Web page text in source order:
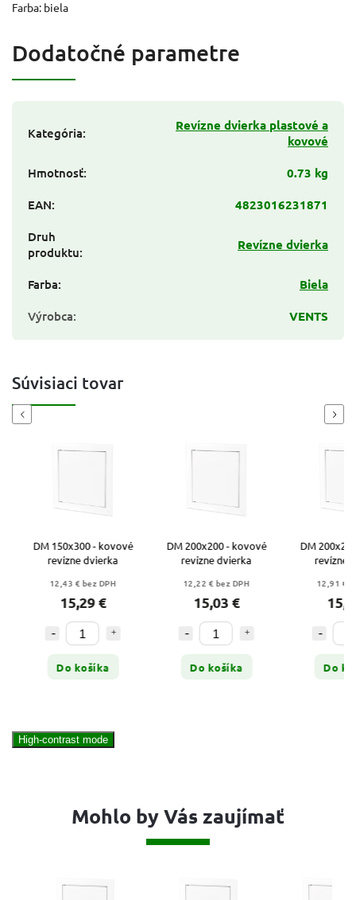
Farba: biela
Dodatočné parametre
Kategória:
Revízne dvierka plastové a
kovové
Hmotnosť:
0.73 kg
EAN:
4823016231871
Druh
produktu: Revízne dvierka
Farba:
Biela
Výrobca: VENTS
Súvisiaci tovar
Previous
DM 150x300 - kovové
revízne dvierka
12,43 € bez DPH
15,29 €
Do košíka
DM 200x200 - kovové
revízne dvierka
12,22 € bez DPH
15,03 €
Do košíka
DM
revízne
12,91 €
Do
Next
High-contrast mode
Mohlo by Vás zaujímať